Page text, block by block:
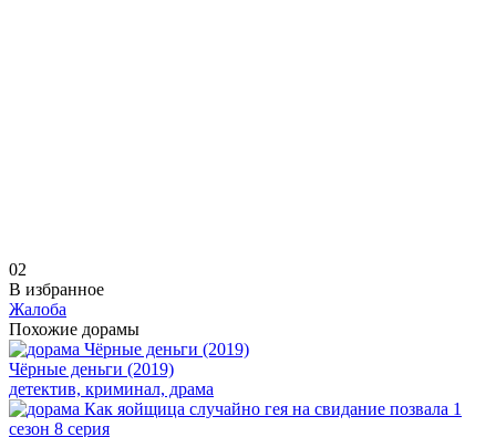
02
В избранное
Жалоба
Похожие дорамы
Чёрные деньги (2019)
детектив, криминал, драма